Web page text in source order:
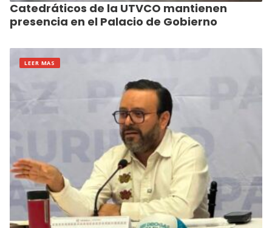
Catedráticos de la UTVCO mantienen
presencia en el Palacio de Gobierno
LEER MAS